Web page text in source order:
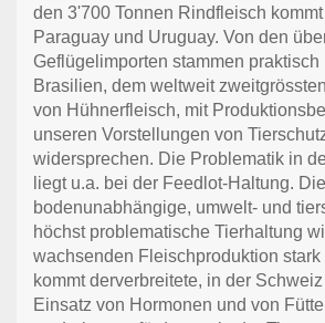
den 3'700 Tonnen Rindfleisch
Paraguay und Uruguay. Von den
Geflügelimporten stammen praktisch
Brasilien, dem weltweit
von Hühnerfleisch, mit
unseren Vorstellungen von
widersprechen. Die Problematik in
liegt u.a. bei der Feedlot-Haltung.
bodenunabhängige, umwelt- und
höchst problematische Tierhaltung
wachsenden Fleischproduktion stark
kommt derverbreitete, in der
Einsatz von Hormonen und von